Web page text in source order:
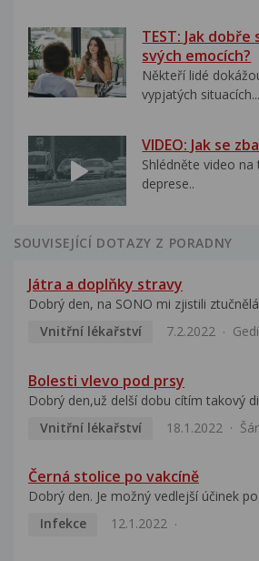
TEST: Jak
svých emocích?
Někteří lidé
vypjatých
VIDEO: Jak se
Shlédněte video
deprese..
SOUVISEJÍCÍ DOTAZY Z PORADNY
Játra a doplňky stravy
Dobrý den, na SONO mi zjistili
Vnitřní lékařství
7.2.2022 Gedi
Bolesti vlevo pod prsy
Dobrý den,už delší dobu cítím takový
Vnitřní lékařství
18.1.2022
Černá stolice po vakcíně
Dobrý den. Je možný vedlejší účinek
Infekce
12.1.2022